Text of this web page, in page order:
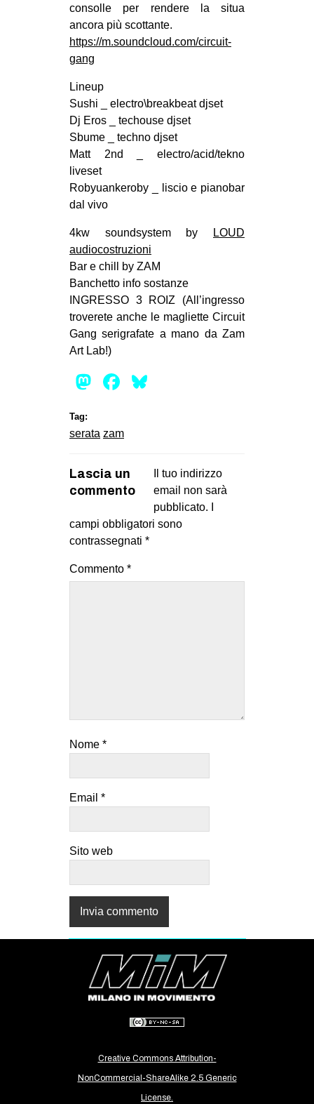
consolle per rendere la situa
ancora più scottante.
https://m.soundcloud.com/circuit-
gang
Lineup
Sushi _ electro\breakbeat djset
Dj Eros _ techouse djset
Sbume _ techno djset
Matt 2nd _ electro/acid/tekno
liveset
Robyuankeroby _ liscio e pianobar
dal vivo
4kw soundsystem by
LOUD
audiocostruzioni
Bar e chill by ZAM
Banchetto info sostanze
INGRESSO 3 ROIZ (All’ingresso
troverete anche le magliette Circuit
Gang serigrafate a mano da Zam
Art Lab!)
Mastodon
Facebook
Tag:
serata zam
Lascia un
commento
Il tuo indirizzo
email non sarà
pubblicato.
campi obbligatori sono
contrassegnati *
Commento *
Nome *
Email *
Sito web
Creative Commons Attribution-
NonCommercial-ShareAlike 2.5 Generic
License.